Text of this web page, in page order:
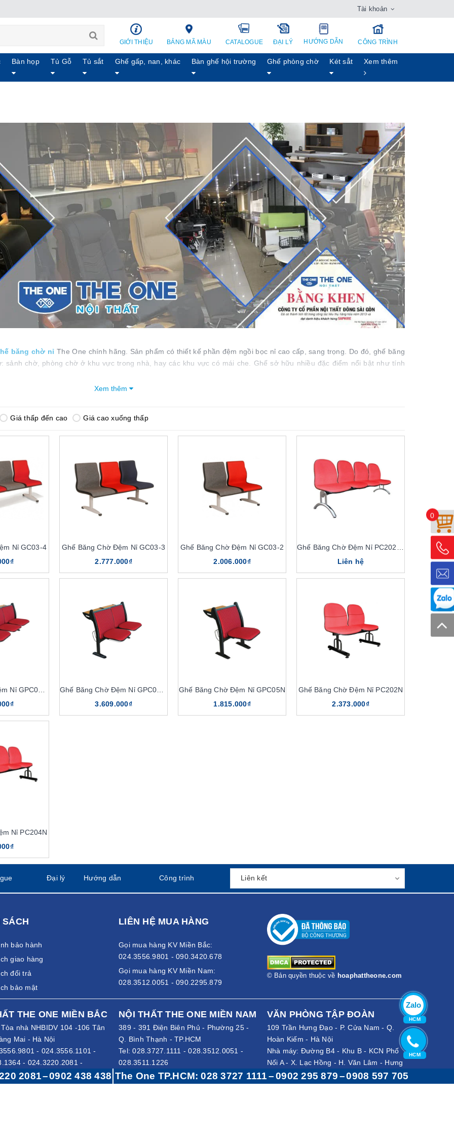
Tài khoản
GIỚI THIỆU BẢNG MÃ MÀU CATALOGUE ĐẠI LÝ HƯỚNG DẪN CÔNG TRÌNH
Bàn họp Tủ Gỗ Tủ sắt Ghế gấp, nan, khác Bàn ghế hội trường Ghế phòng chờ Két sẳt Xem thêm
băng chờ nỉ The One chính hãng. Sản phẩm có thiết kế phần đệm ngồi bọc nỉ cao cấp, sang trọng. Do đó, ghế băng
sảnh chờ, phòng chờ ở khu vực trong nhà, hay các khu vực có mái che. Ghế sở hữu nhiều đặc điểm nổi bật như tính
nỉ The One
nỉ
One
hiệu ghế băng chờ nỉ The One
nhiều đặc điểm, tính năng nổi bật. Sản phẩm có thể đáp ứng hầu hết nhu cầu sử dụng ghế chờ của các khách hàng
chuyền công nghệ tiên tiến, hiện đại nhất. Nên chất lượng sản phẩm cùng với độ bền, tính thẩm mỹ luôn được đảm
giá cao chính là sự êm ái, thoải mái. Thiết kế ghế băng chờ nỉ có đệm mút dày, bề mặt vải nỉ chắc chắn, khó bị trầy
ái nhất. Xua tan đi sự mệt mỏi do phải chờ đợi trong thời gian dài. Không chỉ êm, chất đệm nỉ không bị trầy xước The
đánh giá cao về tính thẩm mỹ, nâng cao sự sang trọng cho không gian.
là chủ yếu. Nên khi sử dụng người dùng có thể dựa vào thoải mái mà không sợ bị mỏi lưng. Phần khung ghế được
sản phẩm có độ chịu lực cao, không bị rung lắc khi ngồi và bền bỉ với thời gian. Qua đó,hạn chế tối đa việc sửa chữa
đỡ chắc chắn
Xem thêm
Giá thấp đến cao Giá cao xuống thấp
Nỉ GC03-4
Ghế Băng Chờ Đệm Nỉ GC03-3
2.777.000₫
Ghế Băng Chờ Đệm Nỉ GC03-2
2.006.000₫
Liên hệ
3.609.000₫
Ghế Băng Chờ Đệm Nỉ GPC05N
1.815.000₫
Ghế Băng Chờ Đệm Nỉ PC202N
2.373.000₫
Nỉ PC204N
0
HCM
Đại lý Hướng dẫn Công trình
SÁCH
bảo hành
giao hàng
đổi trả
bảo mật
LIÊN HỆ MUA HÀNG
Gọi mua hàng KV Miền Bắc:
024.3556.9801 - 090.3420.678
Gọi mua hàng KV Miền Nam:
028.3512.0051 - 090.2295.879
© Bản quyền thuộc về hoaphattheone.com
THE ONE MIỀN BẮC
nhà NHBIDV 104 -106 Tân
Mai - Hà Nội
- 024.3556.1101 -
- 024.3220.2081 -
420 678-0903 458 112-
NỘI THẤT THE ONE MIỀN NAM
389 - 391 Điện Biên Phủ - Phường 25 -
Q. Bình Thạnh - TP.HCM
Tel:028.3727.1111 -028.3512.0051 -
028.3511.1226
Hotline:0902 295 879- 0908 597 705 -
0909656682
VĂN PHÒNG TẬP ĐOÀN
109 Trần Hưng Đạo - P. Cửa Nam - Q.
Hoàn Kiếm - Hà Nội
Nhà máy: Đường B4 - Khu B - KCN Phố
Nối A - X. Lạc Hồng - H. Văn Lâm - Hưng
Yên
Zalo
HCM
2081–0902 438 438 The One TP.HCM: 028 3727 1111 –0902 295 879–0908 597 705